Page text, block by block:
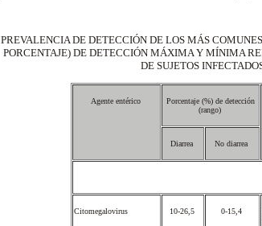
PREVALENCIA DE DETECCIÓN DE LOS MÁS
PORCENTAJE) DE DETECCIÓN MÁXIMA Y MÍNIMA
DE SUJETOS
Agente entérico
Porcentaje (%) de detección
(rango)
Diarrea No diarrea
Citomegalovirus 10-26,5 0-15,4